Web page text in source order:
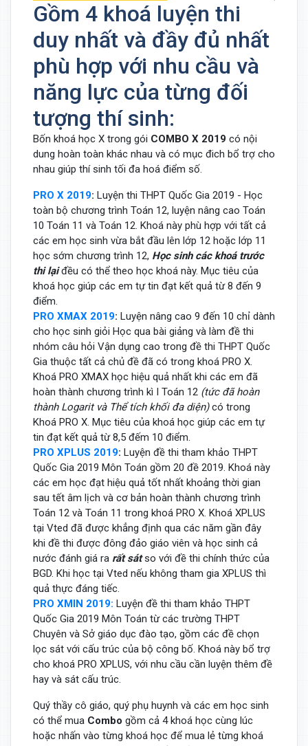
Gồm 4 khoá luyện thi
duy nhất và đầy đủ nhất
phù hợp với nhu cầu và
năng lực của từng đối
tượng thí sinh:
Bốn khoá học X trong gói COMBO X 2019 có nội
dung hoàn toàn khác nhau và có mục đich bổ trợ cho
nhau giúp thí sinh tối đa hoá điểm số.
PRO X 2019: Luyện thi THPT Quốc Gia 2019 - Học
toàn bộ chương trình Toán 12, luyện nâng cao Toán
10 Toán 11 và Toán 12. Khoá này phù hợp với tất cả
các em học sinh vừa bắt đầu lên lớp 12 hoặc lớp 11
học sớm chương trình 12, Học sinh các khoá trước
thi lại đều có thể theo học khoá này. Mục tiêu của
khoá học giúp các em tự tin đạt kết quả từ 8 đến 9
điểm.
PRO XMAX 2019: Luyện nâng cao 9 đến 10 chỉ dành
cho học sinh giỏi Học qua bài giảng và làm đề thi
nhóm câu hỏi Vận dụng cao trong đề thi THPT Quốc
Gia thuộc tất cả chủ đề đã có trong khoá PRO X.
Khoá PRO XMAX học hiệu quả nhất khi các em đã
hoàn thành chương trình kì I Toán 12 (tức đã hoàn
thành Logarit và Thể tích khối đa diện)có trong
Khoá PRO X. Mục tiêu của khoá học giúp các em tự
tin đạt kết quả từ 8,5 đếm 10 điểm.
PRO XPLUS 2019: Luyện đề thi tham khảo THPT
Quốc Gia 2019 Môn Toán gồm 20 đề 2019. Khoá này
các em học đạt hiệu quả tốt nhất khoảng thời gian
sau tết âm lịch và cơ bản hoàn thành chương trình
Toán 12 và Toán 11 trong khoá PRO X. Khoá XPLUS
tại Vted đã được khẳng định qua các năm gần đây
khi đề thi được đông đảo giáo viên và học sinh cả
nước đánh giá ra rất sátso với đề thi chính thức của
BGD. Khi học tại Vted nếu không tham gia XPLUS thì
quả thực đáng tiếc.
PRO XMIN 2019: Luyện đề thi tham khảo THPT
Quốc Gia 2019 Môn Toán từ các trường THPT
Chuyên và Sở giáo dục đào tạo, gồm các đề chọn
lọc sát với cấu trúc của bộ công bố. Khoá này bổ trợ
cho khoá PRO XPLUS, với nhu cầu cần luyện thêm đề
hay và sát cấu trúc.
Quý thầy cô giáo, quý phụ huynh và các em học sinh
có thể mua Combo gồm cả 4 khoá học cùng lúc
hoặc nhấn vào từng khoá học để mua lẻ từng khoá